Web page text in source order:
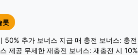
롯
50% 추가 보너스 지급 매 충전 보너스: 충전
제공 무제한 재충전 보너스: 재충전 시 10%